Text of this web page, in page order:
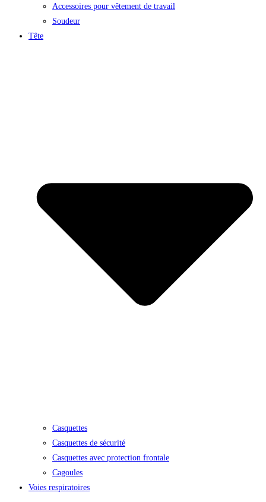
Accessoires pour vêtement de travail
Soudeur
Tête
Casquettes
Casquettes de sécurité
Casquettes avec protection frontale
Cagoules
Voies respiratoires